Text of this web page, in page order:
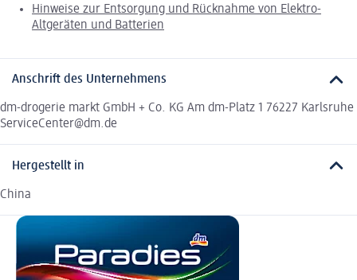
Hinweise zur Entsorgung und Rücknahme von Elektro-
Altgeräten und Batterien
Anschrift des Unternehmens
dm-drogerie markt GmbH + Co. KG Am dm-Platz 1 76227 Karlsruhe
ServiceCenter@dm.de
Hergestellt in
China